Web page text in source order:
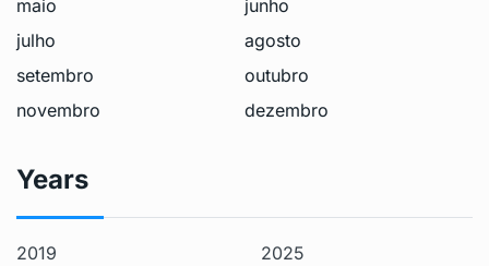
maio
junho
julho
agosto
setembro
outubro
novembro
dezembro
Years
2019
2025